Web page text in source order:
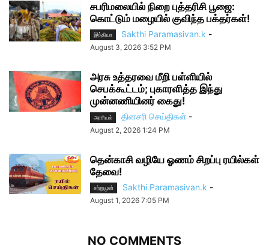
சபரிமலையில் நிறை புத்தரிசி பூஜை:
கொட்டும் மழையில் குவிந்த பக்தர்கள்!
இந்தியா Sakthi Paramasivan.k -
August 3, 2026 3:52 PM
அரசு உத்தரவை மீறி பள்ளியில்
செபக்கூட்டம்; புகாரளித்த இந்து
முன்னணியினர் கைது!
அரசியல் தினசரி செய்திகள் -
August 2, 2026 1:24 PM
தென்காசி வழியே ஓணம் சிறப்பு ரயில்கள்
தேவை!
சற்றுமுன் Sakthi Paramasivan.k -
August 1, 2026 7:05 PM
NO COMMENTS